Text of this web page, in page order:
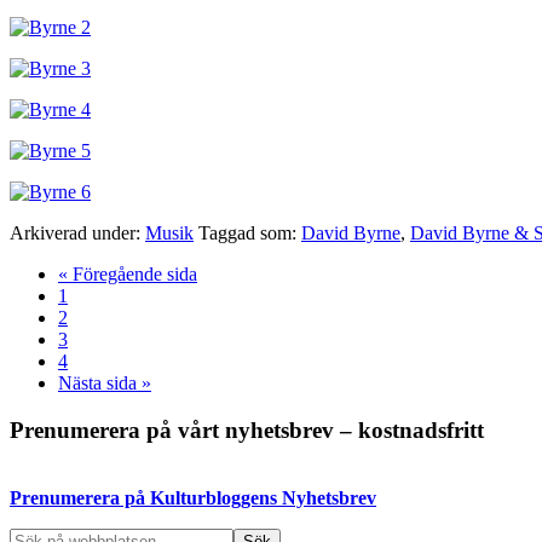
Arkiverad under: Musik Taggad som: David Byrne, David Byrne &
« Go
Föregående sida
Sida
1
Sida
2
Sida
3
Sida
4
Go
Nästa sida »
Primärt
Prenumerera på vårt nyhetsbrev – kostnadsfritt
Prenumerera på Kulturbloggens Nyhetsbrev